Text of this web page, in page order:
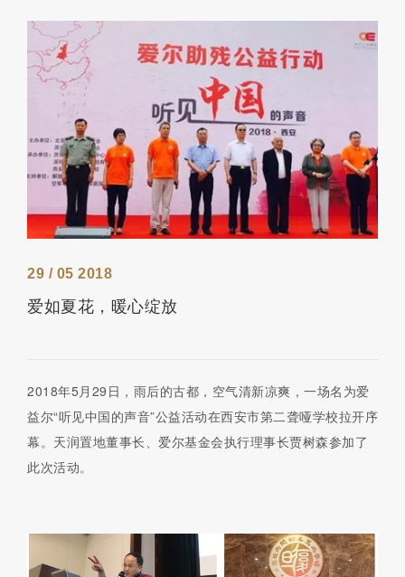
29 / 05 2018
爱如夏花，暖心绽放
2018年5月29日，雨后的古都，空气清新凉爽，一场名为爱
益尔“听见中国的声音”公益活动在西安市第二聋哑学校拉开序
幕。天润置地董事长、爱尔基金会执行理事长贾树森参加了
此次活动。